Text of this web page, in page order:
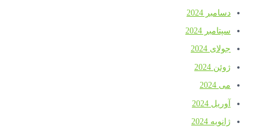
دسامبر 2024
سپتامبر 2024
جولای 2024
ژوئن 2024
می 2024
آوریل 2024
ژانویه 2024